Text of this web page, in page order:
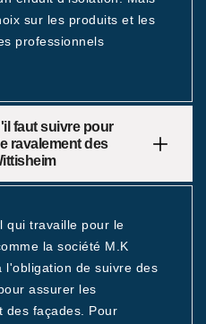
sur les produits et les
professionnels
faut suivre pour
ravalement des
qui travaille pour le
la société M.K
l'obligation de suivre des
assurer les
des façades. Pour